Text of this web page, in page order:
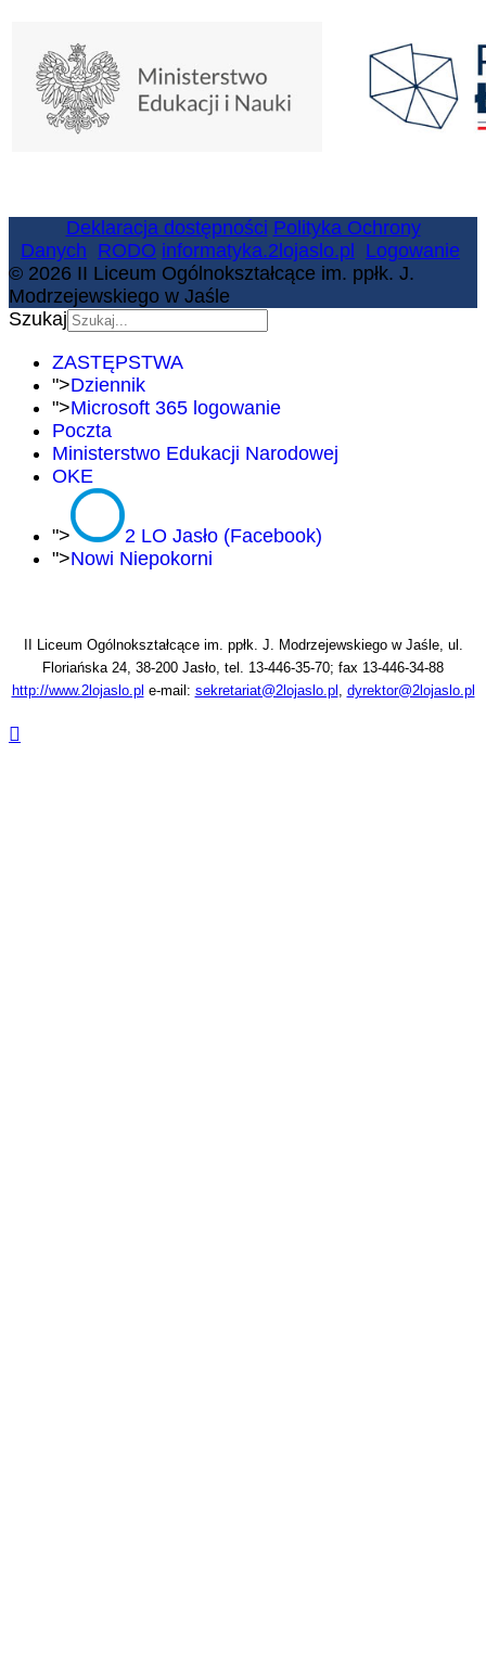
Deklaracja dostępności Polityka Ochrony
Danych RODO informatyka.2lojaslo.pl
Logowanie
© 2026 II Liceum Ogólnokształcące im. ppłk. J.
Modrzejewskiego w Jaśle
Szukaj
ZASTĘPSTWA
">Dziennik
">Microsoft 365 logowanie
Poczta
Ministerstwo Edukacji Narodowej
OKE
">
2 LO Jasło (Facebook)
">Nowi Niepokorni
II Liceum Ogólnokształcące im. ppłk. J. Modrzejewskiego w Jaśle, ul.
Floriańska 24, 38-200 Jasło, tel. 13-446-35-70; fax 13-446-34-88
http://www.2lojaslo.pl e-mail: sekretariat@2lojaslo.pl , dyrektor@2lojaslo.pl